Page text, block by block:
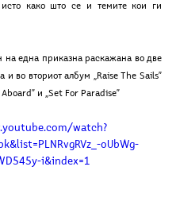
исто како што се и темите кои ги
на една приказна раскажана во две
и во вториот албум „Raise The Sails”
и „Set For Paradise”
watch?
oUbWg-
i&index=1